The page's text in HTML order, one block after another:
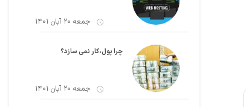
جمعه 20 آبان 1401
چرا پول،کار نمی سازد؟
جمعه 20 آبان 1401